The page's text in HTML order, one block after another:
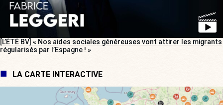
[L’ÉTÉ BV] « Nos aides sociales généreuses vont attirer les migrants
régularisés par l’Espagne ! »
LA CARTE INTERACTIVE